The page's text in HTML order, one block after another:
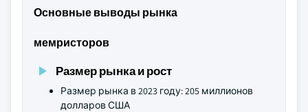
Основные выводы рынка
мемристоров
Размер рынка и рост
Размер рынка в 2023 году: 205 миллионов
долларов США